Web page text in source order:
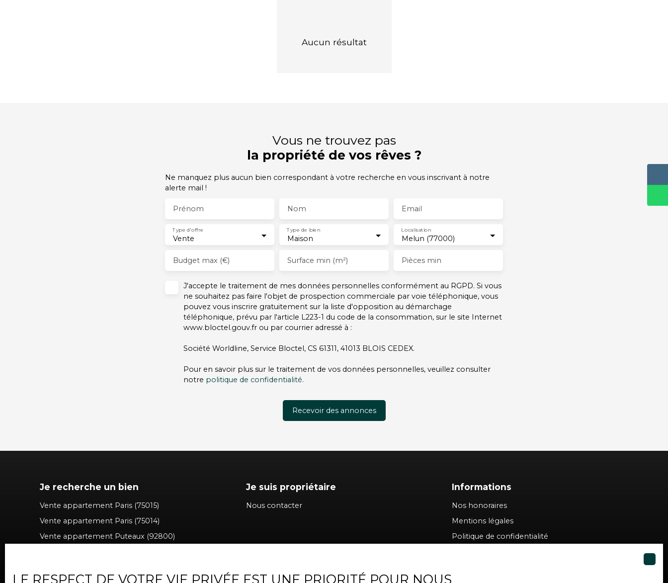
Aucun résultat
Vous ne trouvez pas
la propriété de vos rêves ?
Ne manquez plus aucun bien correspondant à votre recherche en vous inscrivant à notre
alerte mail !
Prénom Nom Email
Vente
Type d'offre
Maison
Type de bien
Melun (77000)
Localisation
Budget max (€) Surface min (m²) Pièces min
J'accepte le traitement de mes données personnelles conformément au RGPD. Si vous
ne souhaitez pas faire l'objet de prospection commerciale par voie téléphonique, vous
pouvez vous inscrire gratuitement sur la liste d'opposition au démarchage
téléphonique, prévu par l'article L223-1 du code de la consommation, sur le site Internet
www.bloctel.gouv.fr ou par courrier adressé à :
Société Worldline, Service Bloctel, CS 61311, 41013 BLOIS CEDEX.
Pour en savoir plus sur le traitement de vos données personnelles, veuillez consulter
notre politique de confidentialité.
Recevoir des annonces
Je recherche un bien
Vente appartement Paris (75015)
Vente appartement Paris (75014)
Vente appartement Puteaux (92800)
Je suis propriétaire
Nous contacter
Informations
Nos honoraires
Mentions légales
Politique de confidentialité
LE RESPECT DE VOTRE VIE PRIVÉE EST UNE PRIORITÉ POUR NOUS